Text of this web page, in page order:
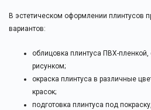
В эстетическом оформлении плинтусов
вариантов:
облицовка плинтуса ПВХ-
рисунком;
окраска плинтуса в различные
красок;
подготовка плинтуса под